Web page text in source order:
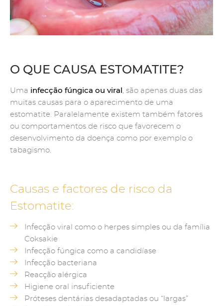
O QUE CAUSA ESTOMATITE?
Uma infecção fúngica ou viral , são apenas duas das
muitas causas para o aparecimento de uma
estomatite. Paralelamente existem também fatores
ou comportamentos de risco que favorecem o
desenvolvimento da doença como por exemplo o
tabagismo.
Causas e factores de risco da
Estomatite:
Infecção viral como o herpes simples ou da família
Coksakie
Infecção fúngica como a candidíase
Infecção bacteriana
Reacção alérgica
Higiene oral insuficiente
Próteses dentárias desadaptadas ou “largas”